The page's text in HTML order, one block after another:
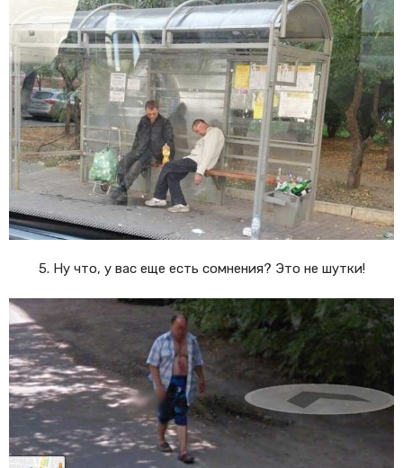
5. Ну что, у вас еще есть сомнения? Это не шутки!